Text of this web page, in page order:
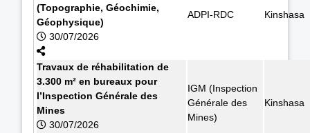
(Topographie, Géochimie,
Géophysique)
30/07/2026
ADPI-RDC Kinshasa
Travaux de réhabilitation de
3.300 m² en bureaux pour
l’Inspection Générale des
Mines
30/07/2026
IGM (Inspection
Générale des
Mines)
Kinshasa